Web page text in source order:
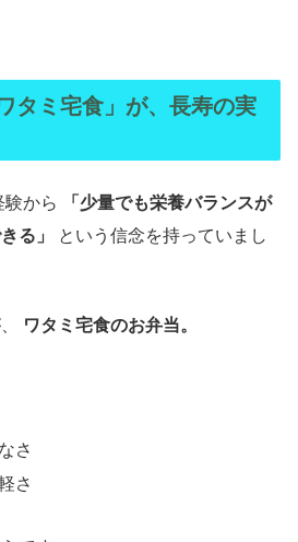
タミ宅食」が、長寿の実
から
「少量でも栄養バランスが
る」
という信念を持っていまし
ワタミ宅食のお弁当。
さ
さ